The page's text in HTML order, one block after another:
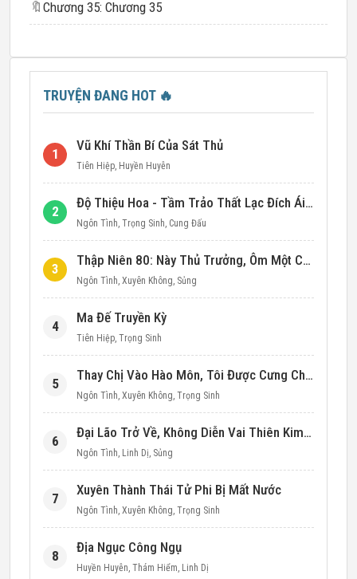
🔖 Chương 35: Chương 35
TRUYỆN ĐANG HOT 🔥
1
Vũ Khí Thần Bí Của Sát Thủ
Tiên Hiệp, Huyền Huyễn
2
Độ Thiệu Hoa - Tầm Trảo Thất Lạc Đích Ái Tình
Ngôn Tình, Trọng Sinh, Cung Đấu
3
Thập Niên 80: Này Thủ Trưởng, Ôm Một Cái Đi!
Ngôn Tình, Xuyên Không, Sủng
4
Ma Đế Truyền Kỳ
Tiên Hiệp, Trọng Sinh
5
Thay Chị Vào Hào Môn, Tôi Được Cưng Chiều Hết Mực (Thập Niên 90)
Ngôn Tình, Xuyên Không, Trọng Sinh
6
Đại Lão Trở Về, Không Diễn Vai Thiên Kim Giả Nữa
Ngôn Tình, Linh Dị, Sủng
7
Xuyên Thành Thái Tử Phi Bị Mất Nước
Ngôn Tình, Xuyên Không, Trọng Sinh
8
Địa Ngục Công Ngụ
Huyền Huyễn, Thám Hiểm, Linh Dị